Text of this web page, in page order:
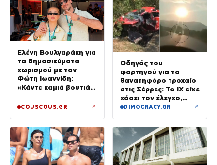
Ελένη Βουλγαράκη για
τα δημοσιεύματα
χωρισμού με τον
Φώτη Ιωαννίδη:
«Κάντε καμιά βουτιά
δροσιστείτε»
COUSCOUS.GR ↗
Οδηγός του
φορτηγού για το
θανατηφόρο τροχαίο
στις Σέρρες: Το ΙΧ είχε
χάσει τον έλεγχο,
έφυγε στο αντίθετο
DIMOCRACY.GR ↗